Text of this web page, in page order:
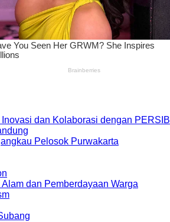
dan Kolaborasi dengan PERSIB
Pelosok Purwakarta
dan Pemberdayaan Warga